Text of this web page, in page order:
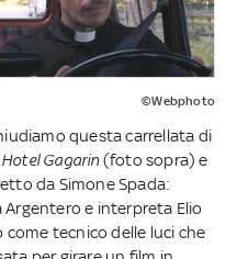
©Webphoto
questa carrellata di
Hotel Gagarin(foto sopra) e
da Simone Spada:
Argentero e interpreta Elio
tecnico delle luci che